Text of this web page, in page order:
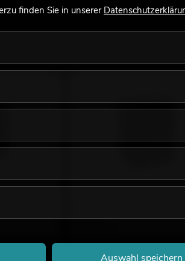
Box 300
finden Sie in unserer
Auswahl speichern